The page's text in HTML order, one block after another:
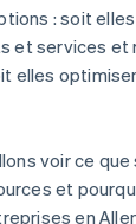
: soit
et services
elles
voir ce
et
en